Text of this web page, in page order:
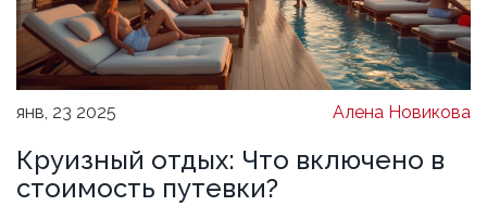
янв, 23 2025 Алена Новикова
Круизный отдых: Что включено в
стоимость путевки?